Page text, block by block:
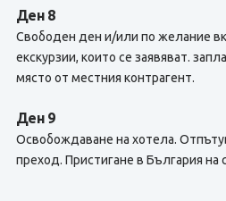
Ден 8
Свободен ден и/или по желание
екскурзии, които се заявяват.
място от местния контрагент.
Ден 9
Освобождаване на хотела.
преход. Пристигане в България